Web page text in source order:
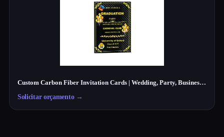
Custom Carbon Fiber Invitation Cards | Wedding, Party, Business Cards Manufacturer
Solicitar orçamento→